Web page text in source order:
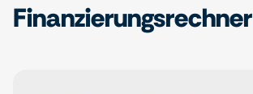
Finanzierungsrechner